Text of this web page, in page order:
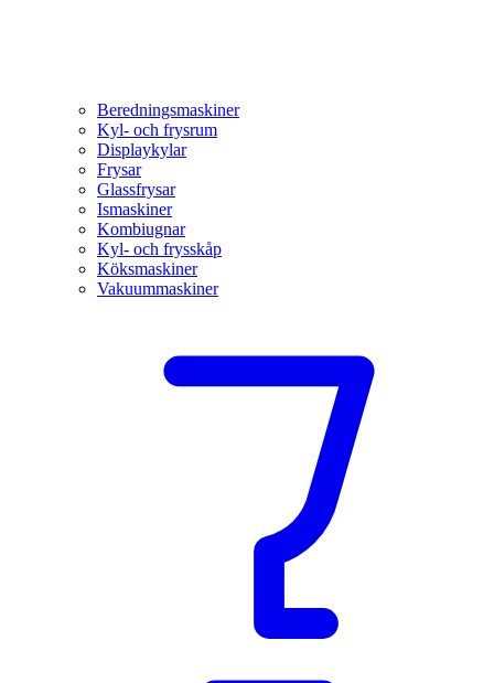
Beredningsmaskiner
Kyl- och frysrum
Displaykylar
Frysar
Glassfrysar
Ismaskiner
Kombiugnar
Kyl- och frysskåp
Köksmaskiner
Vakuummaskiner